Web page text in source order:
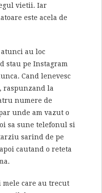
vietii. Iar
este acela de
au loc
stau pe Instagram
Cand lenevesc
raspunzand la
numere de
unde am vazut o
sa sune telefonul si
sarind de pe
cautand o reteta
care au trecut